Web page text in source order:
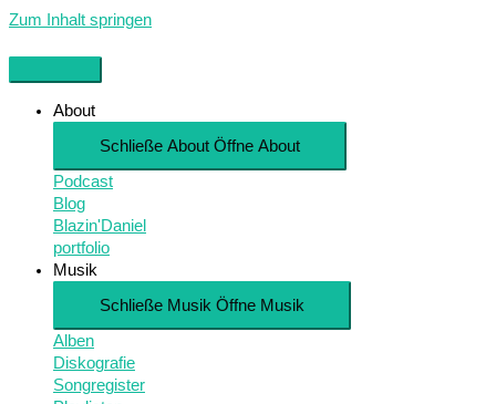
Zum Inhalt springen
About
Schließe About Öffne About
Podcast
Blog
Blazin'Daniel
portfolio
Musik
Schließe Musik Öffne Musik
Alben
Diskografie
Songregister